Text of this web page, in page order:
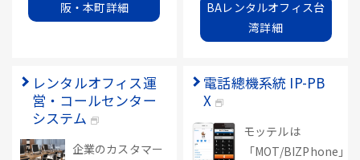
阪・本町詳細
BAレンタルオフィス台
湾詳細
レンタルオフィス運
営・コールセンター
システム
企業のカスタマー
電話總機系統 IP-PB
X
モッテルは
「MOT/BIZPhone」